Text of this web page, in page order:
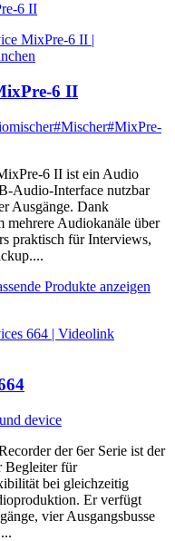
6 II
6 II
#Mischer#MixPre-
6 II ist ein Audio
Audio-Interface nutzbar
Ausgänge. Dank
mehrere Audiokanäle über
praktisch für Interviews,
Produkte anzeigen
device
der 6er Serie ist der
Begleiter für
bei gleichzeitig
Er verfügt
vier Ausgangsbusse